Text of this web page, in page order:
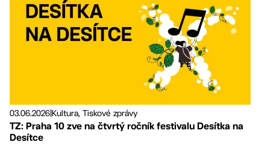
03.06.2026Kultura, Tiskové zprávy
TZ: Praha 10 zve na čtvrtý ročník festivalu Desítka na
Desítce